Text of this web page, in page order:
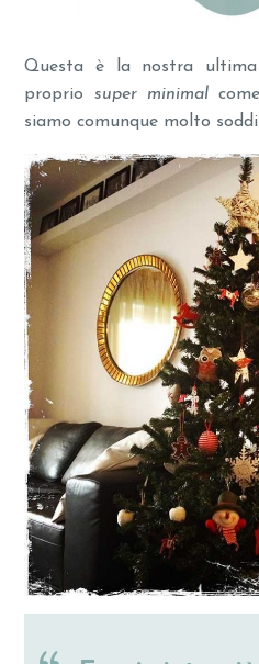
Questa è la nostra
proprio super minimal
siamo comunque molto